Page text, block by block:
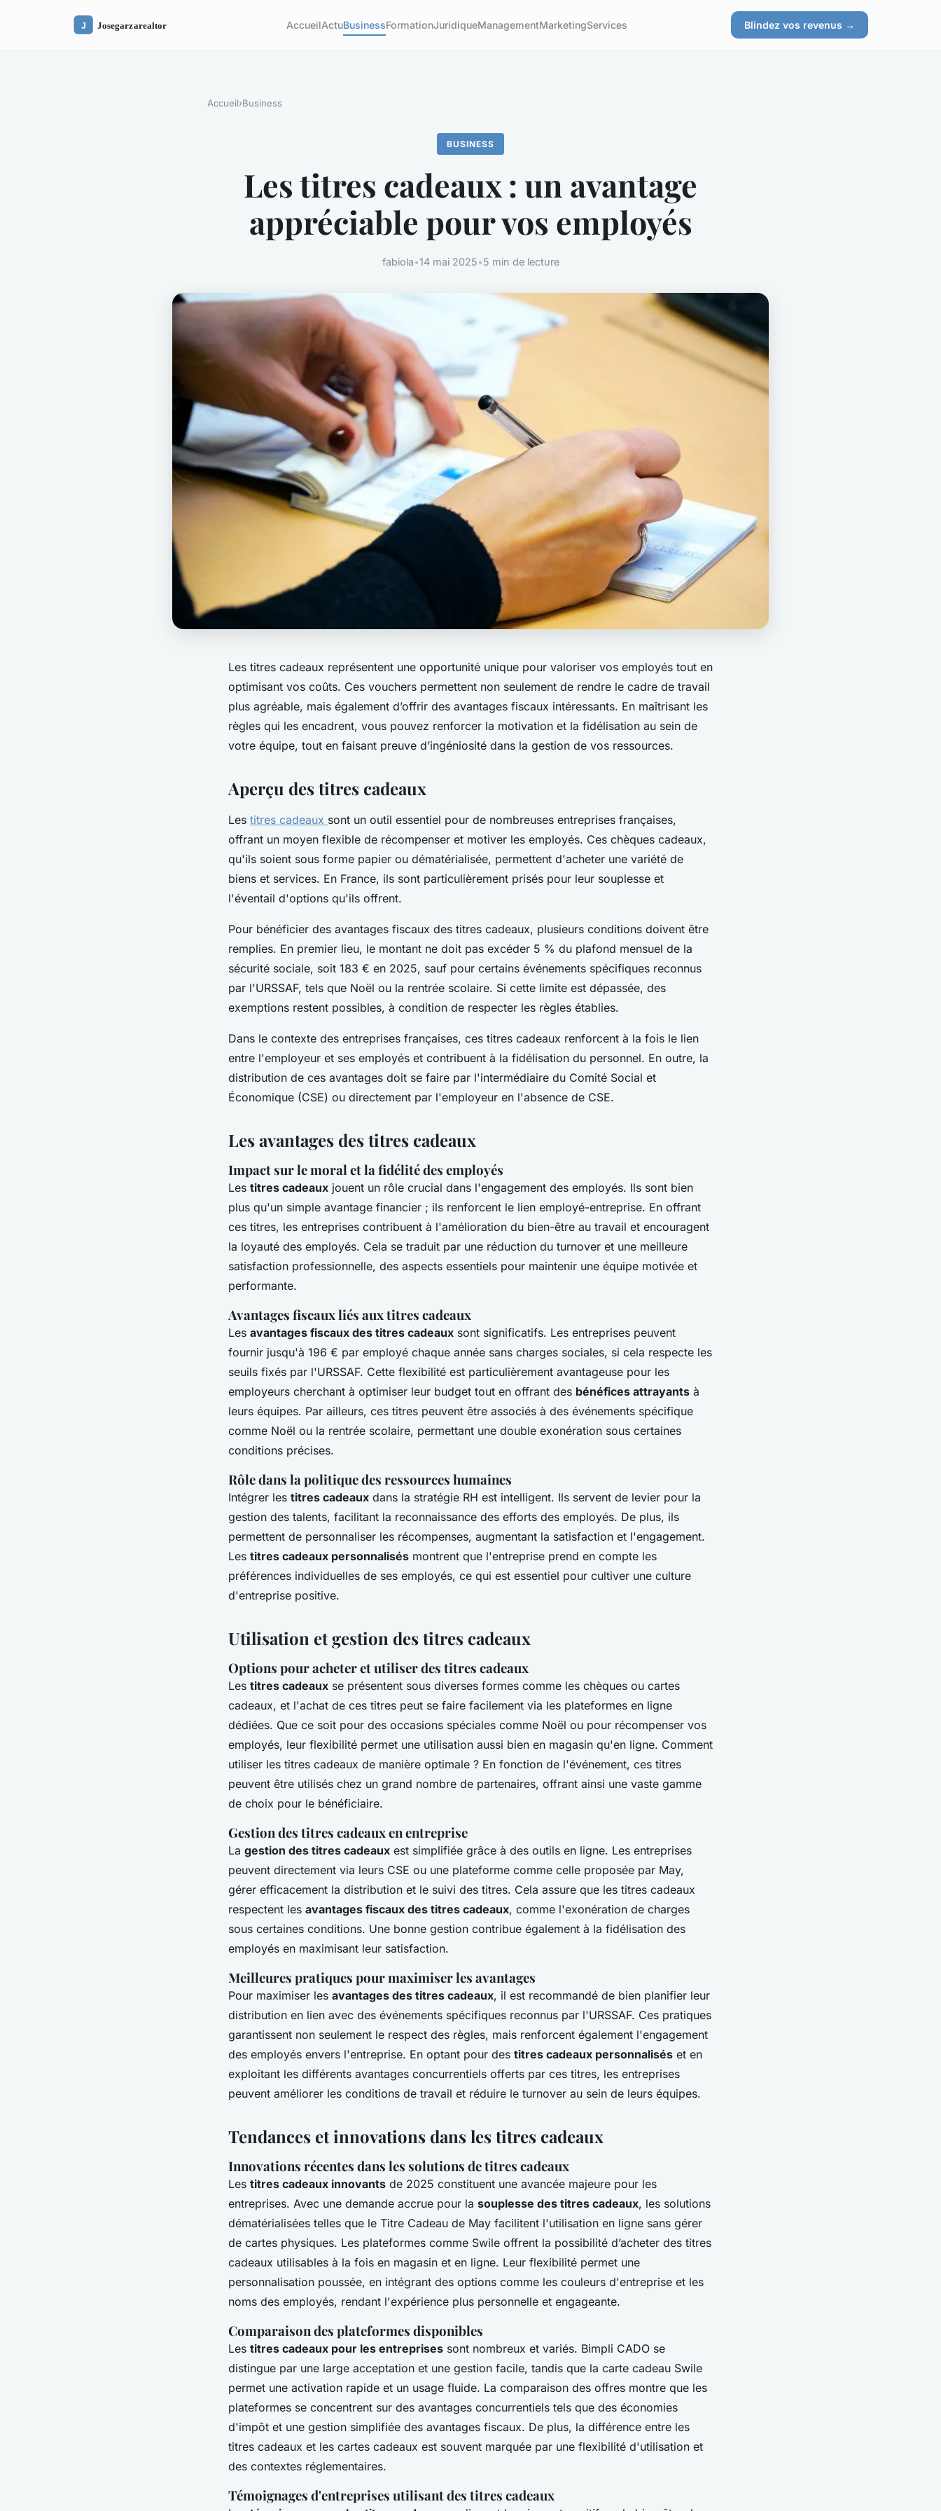
AccueilActuBusinessFormationJuridiqueManagementMarketingServices Blindez vos revenus →
Accueil›Business
BUSINESS
Les titres cadeaux : un avantage
appréciable pour vos employés
fabiola•14 mai 2025•5 min de lecture
Les titres cadeaux représentent une opportunité unique pour valoriser vos employés tout en
optimisant vos coûts. Ces vouchers permettent non seulement de rendre le cadre de travail
plus agréable, mais également d’offrir des avantages fiscaux intéressants. En maîtrisant les
règles qui les encadrent, vous pouvez renforcer la motivation et la fidélisation au sein de
votre équipe, tout en faisant preuve d’ingéniosité dans la gestion de vos ressources.
Aperçu des titres cadeaux
Les titres cadeaux sont un outil essentiel pour de nombreuses entreprises françaises,
offrant un moyen flexible de récompenser et motiver les employés. Ces chèques cadeaux,
qu'ils soient sous forme papier ou dématérialisée, permettent d'acheter une variété de
biens et services. En France, ils sont particulièrement prisés pour leur souplesse et
l'éventail d'options qu'ils offrent.
Pour bénéficier des avantages fiscaux des titres cadeaux, plusieurs conditions doivent être
remplies. En premier lieu, le montant ne doit pas excéder 5 % du plafond mensuel de la
sécurité sociale, soit 183 € en 2025, sauf pour certains événements spécifiques reconnus
par l'URSSAF, tels que Noël ou la rentrée scolaire. Si cette limite est dépassée, des
exemptions restent possibles, à condition de respecter les règles établies.
Dans le contexte des entreprises françaises, ces titres cadeaux renforcent à la fois le lien
entre l'employeur et ses employés et contribuent à la fidélisation du personnel. En outre, la
distribution de ces avantages doit se faire par l'intermédiaire du Comité Social et
Économique (CSE) ou directement par l'employeur en l'absence de CSE.
Les avantages des titres cadeaux
Impact sur le moral et la fidélité des employés
Les titres cadeaux jouent un rôle crucial dans l'engagement des employés. Ils sont bien
plus qu'un simple avantage financier ; ils renforcent le lien employé-entreprise. En offrant
ces titres, les entreprises contribuent à l'amélioration du bien-être au travail et encouragent
la loyauté des employés. Cela se traduit par une réduction du turnover et une meilleure
satisfaction professionnelle, des aspects essentiels pour maintenir une équipe motivée et
performante.
Avantages fiscaux liés aux titres cadeaux
Les avantages fiscaux des titres cadeaux sont significatifs. Les entreprises peuvent
fournir jusqu'à 196 € par employé chaque année sans charges sociales, si cela respecte les
seuils fixés par l'URSSAF. Cette flexibilité est particulièrement avantageuse pour les
employeurs cherchant à optimiser leur budget tout en offrant des bénéfices attrayants à
leurs équipes. Par ailleurs, ces titres peuvent être associés à des événements spécifique
comme Noël ou la rentrée scolaire, permettant une double exonération sous certaines
conditions précises.
Rôle dans la politique des ressources humaines
Intégrer les titres cadeaux dans la stratégie RH est intelligent. Ils servent de levier pour la
gestion des talents, facilitant la reconnaissance des efforts des employés. De plus, ils
permettent de personnaliser les récompenses, augmentant la satisfaction et l'engagement.
Les titres cadeaux personnalisés montrent que l'entreprise prend en compte les
préférences individuelles de ses employés, ce qui est essentiel pour cultiver une culture
d'entreprise positive.
Utilisation et gestion des titres cadeaux
Options pour acheter et utiliser des titres cadeaux
Les titres cadeaux se présentent sous diverses formes comme les chèques ou cartes
cadeaux, et l'achat de ces titres peut se faire facilement via les plateformes en ligne
dédiées. Que ce soit pour des occasions spéciales comme Noël ou pour récompenser vos
employés, leur flexibilité permet une utilisation aussi bien en magasin qu'en ligne. Comment
utiliser les titres cadeaux de manière optimale ? En fonction de l'événement, ces titres
peuvent être utilisés chez un grand nombre de partenaires, offrant ainsi une vaste gamme
de choix pour le bénéficiaire.
Gestion des titres cadeaux en entreprise
La gestion des titres cadeaux est simplifiée grâce à des outils en ligne. Les entreprises
peuvent directement via leurs CSE ou une plateforme comme celle proposée par May,
gérer efficacement la distribution et le suivi des titres. Cela assure que les titres cadeaux
respectent les avantages fiscaux des titres cadeaux, comme l'exonération de charges
sous certaines conditions. Une bonne gestion contribue également à la fidélisation des
employés en maximisant leur satisfaction.
Meilleures pratiques pour maximiser les avantages
Pour maximiser les avantages des titres cadeaux, il est recommandé de bien planifier leur
distribution en lien avec des événements spécifiques reconnus par l'URSSAF. Ces pratiques
garantissent non seulement le respect des règles, mais renforcent également l'engagement
des employés envers l'entreprise. En optant pour des titres cadeaux personnalisés et en
exploitant les différents avantages concurrentiels offerts par ces titres, les entreprises
peuvent améliorer les conditions de travail et réduire le turnover au sein de leurs équipes.
Tendances et innovations dans les titres cadeaux
Innovations récentes dans les solutions de titres cadeaux
Les titres cadeaux innovants de 2025 constituent une avancée majeure pour les
entreprises. Avec une demande accrue pour la souplesse des titres cadeaux, les solutions
dématérialisées telles que le Titre Cadeau de May facilitent l'utilisation en ligne sans gérer
de cartes physiques. Les plateformes comme Swile offrent la possibilité d’acheter des titres
cadeaux utilisables à la fois en magasin et en ligne. Leur flexibilité permet une
personnalisation poussée, en intégrant des options comme les couleurs d'entreprise et les
noms des employés, rendant l'expérience plus personnelle et engageante.
Comparaison des plateformes disponibles
Les titres cadeaux pour les entreprises sont nombreux et variés. Bimpli CADO se
distingue par une large acceptation et une gestion facile, tandis que la carte cadeau Swile
permet une activation rapide et un usage fluide. La comparaison des offres montre que les
plateformes se concentrent sur des avantages concurrentiels tels que des économies
d'impôt et une gestion simplifiée des avantages fiscaux. De plus, la différence entre les
titres cadeaux et les cartes cadeaux est souvent marquée par une flexibilité d'utilisation et
des contextes réglementaires.
Témoignages d'entreprises utilisant des titres cadeaux